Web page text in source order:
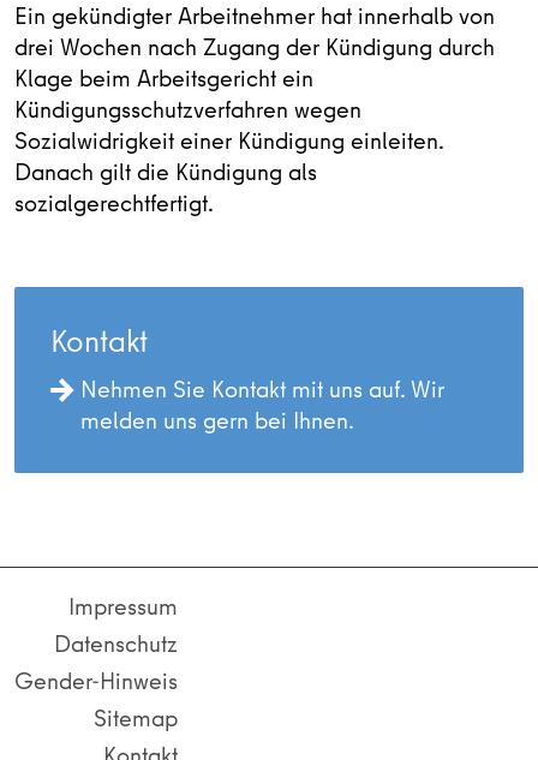
Ein gekündigter Arbeitnehmer hat innerhalb von
drei Wochen nach Zugang der Kündigung durch
Klage beim Arbeitsgericht ein
Kündigungsschutzverfahren wegen
Sozialwidrigkeit einer Kündigung einleiten.
Danach gilt die Kündigung als
sozialgerechtfertigt.
Kontakt
Nehmen Sie Kontakt mit uns auf. Wir
melden uns gern bei Ihnen.
Impressum
Datenschutz
Gender-Hinweis
Sitemap